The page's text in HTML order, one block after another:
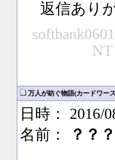
返信あり
万人が紡ぐ物語(カードワ
日時： 2016/
名前：
？？？